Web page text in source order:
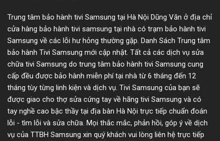
Trung tâm bảo hành tivi Samsung tại Hà Nội Dũng Văn ở địa chỉ
cửa hàng bảo hành tivi samsung tại nhà có trạm bảo hành tivi
Samsung về các lỗi hư hỏng thường gặp. Danh Sách Trung tâm
bảo hành Tivi Samsung mới cập nhật. Tất cả các dịch vụ sửa
chữa tivi Samsung do trung tâm bảo hành tivi Samsung cung
cấp đều được bảo hành miễn phí tại nhà từ 6 tháng đến 12
tháng tùy từng linh kiện và dịch vụ. Tivi Samsung của bạn sẽ
được giao cho thợ sửa cứng tay về hãng tivi Samsung và có
tay nghề cao bậc thầy tại địa bàn Hà Nội trực tiếp chuẩn đoán
lỗi - tìm lỗi và sửa chữa. Mọi thắc mắc, phản hồi, góp ý về dịch
vụ của TTBH Samsung xin quý khách vui lòng liên hệ trực tiếp